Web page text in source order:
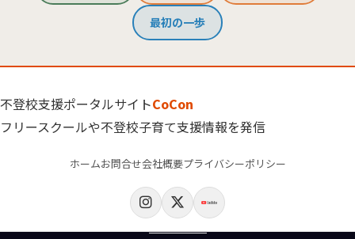
最初の一歩
不登校支援ポータルサイトCoCon
フリースクールや不登校子育て支援情報を発信
ホームお問合せ会社概要プライバシーポリシー